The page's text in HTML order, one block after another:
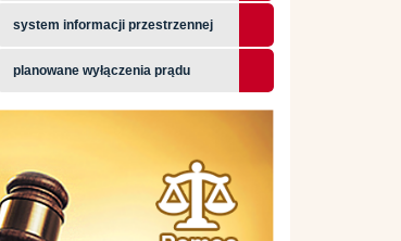
system informacji przestrzennej
planowane wyłączenia prądu